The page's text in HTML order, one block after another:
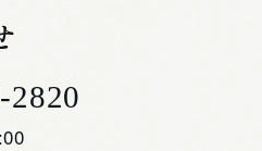
2820